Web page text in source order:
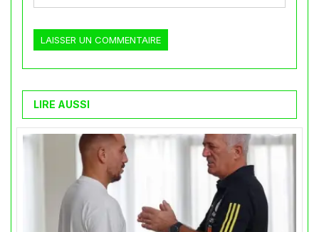
LIRE AUSSI